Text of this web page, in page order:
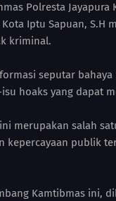
Polresta
Kota Iptu Sapuan,
kriminal.
seputar
hoaks yang dapat
merupakan salah
kepercayaan publik
Kamtibmas ini,